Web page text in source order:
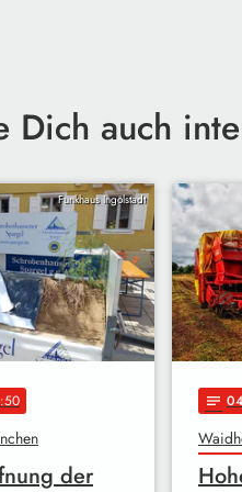
Dich auch
Funkhaus Ingolstadt
der
notes 04